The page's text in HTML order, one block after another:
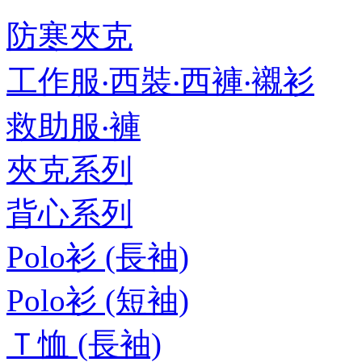
防寒夾克
工作服‧西裝‧西褲‧襯衫
救助服‧褲
夾克系列
背心系列
Polo衫 (長袖)
Polo衫 (短袖)
Ｔ恤 (長袖)